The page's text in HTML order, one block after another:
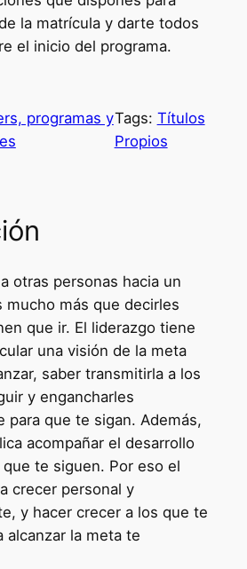
la matrícula y darte todos
el inicio del programa.
programas yTags: Títulos
Propios
otras personas hacia un
mucho más que decirles
que ir. El liderazgo tiene
una visión de la meta
saber transmitirla a los
y engancharles
para que te sigan. Además,
acompañar el desarrollo
te siguen. Por eso el
crecer personal y
y hacer crecer a los que te
alcanzar la meta te